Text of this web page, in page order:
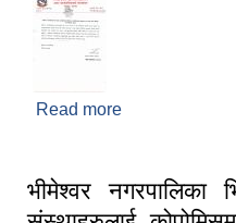
Read more
भीमेश्वर